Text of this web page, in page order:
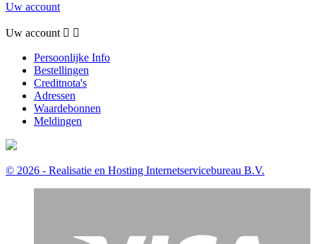
Uw account
Uw account  
Persoonlijke Info
Bestellingen
Creditnota's
Adressen
Waardebonnen
Meldingen
© 2026 - Realisatie en Hosting Internetservicebureau B.V.